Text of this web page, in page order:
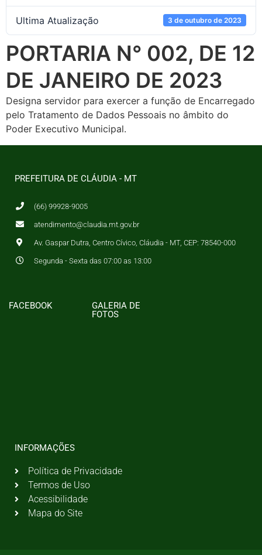
Ultima Atualização 3 de outubro de 2023
PORTARIA N° 002, DE 12
DE JANEIRO DE 2023
Designa servidor para exercer a função de Encarregado
pelo Tratamento de Dados Pessoais no âmbito do
Poder Executivo Municipal.
PREFEITURA DE CLÁUDIA - MT
(66) 99928-9005
atendimento@claudia.mt.gov.br
Av. Gaspar Dutra, Centro Cívico, Cláudia - MT, CEP: 78540-000
Segunda - Sexta das 07:00 as 13:00
FACEBOOK
GALERIA DE
FOTOS
INFORMAÇÕES
Política de Privacidade
Termos de Uso
Acessibilidade
Mapa do Site